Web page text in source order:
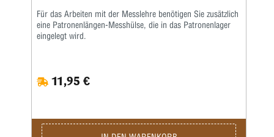
Für das Arbeiten mit der Messlehre benötigen Sie zusätzlich
eine Patronenlängen-Messhülse, die in das Patronenlager
eingelegt wird.
11,95 €